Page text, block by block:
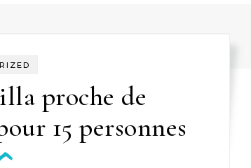
proche de
15 personnes